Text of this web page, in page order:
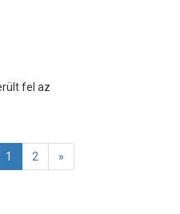
fel az
1 2 »